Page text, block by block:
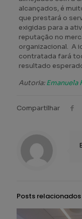
alcançados, é
que prestará o
exigidas para a
reputação no
organizacional. A
contratada fará
resultado
Autoria:Emanuela
Compartilhar
Posts relacionados